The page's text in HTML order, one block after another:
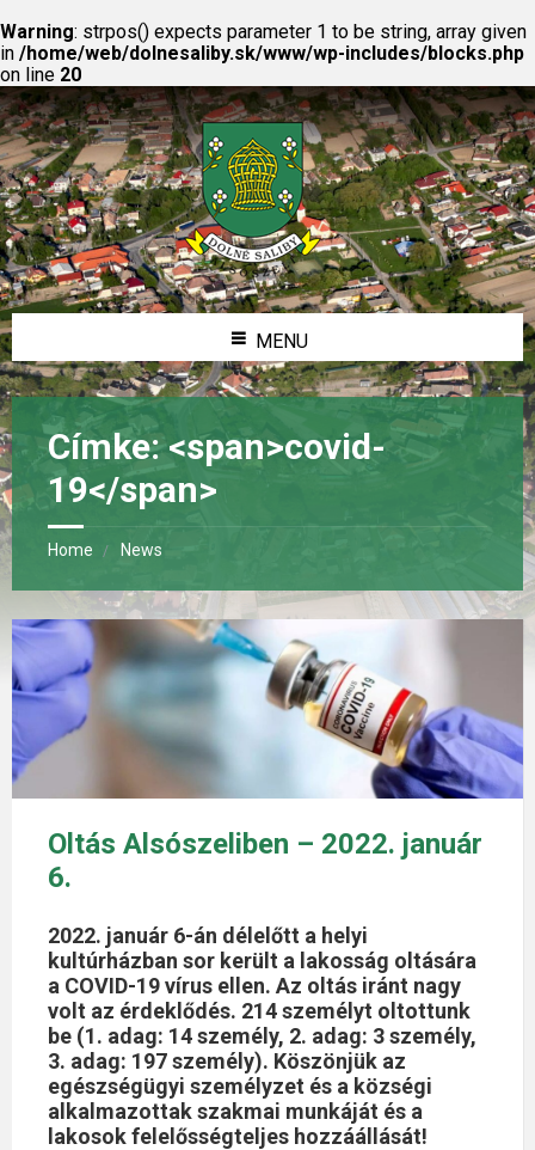
Warning: strpos() expects parameter 1 to be string, array given
in /home/web/dolnesaliby.sk/www/wp-includes/blocks.php
on line 20
MENU
Címke: <span>covid-
19</span>
Home News
Oltás Alsószeliben – 2022. január
6.
2022. január 6-án délelőtt a helyi
kultúrházban sor került a lakosság oltására
a COVID-19 vírus ellen. Az oltás iránt nagy
volt az érdeklődés. 214 személyt oltottunk
be (1. adag: 14 személy, 2. adag: 3 személy,
3. adag: 197 személy). Köszönjük az
egészségügyi személyzet és a községi
alkalmazottak szakmai munkáját és a
lakosok felelősségteljes hozzáállását!